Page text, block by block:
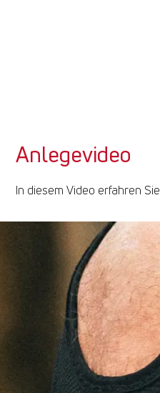
Anlegevideo
In diesem Video erfahren